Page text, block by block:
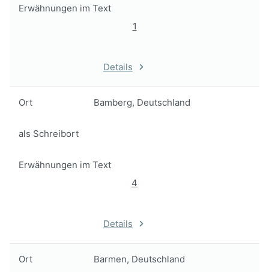
Erwähnungen im Text
1
Details
Ort Bamberg, Deutschland
als Schreibort
Erwähnungen im Text
4
Details
Ort Barmen, Deutschland